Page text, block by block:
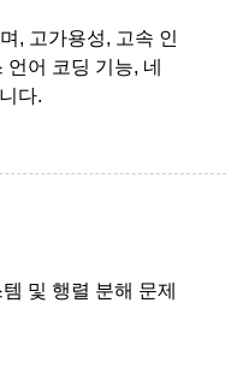
, 고가용성, 고속 인
어 코딩 기능, 네
다.
및 행렬 분해 문제